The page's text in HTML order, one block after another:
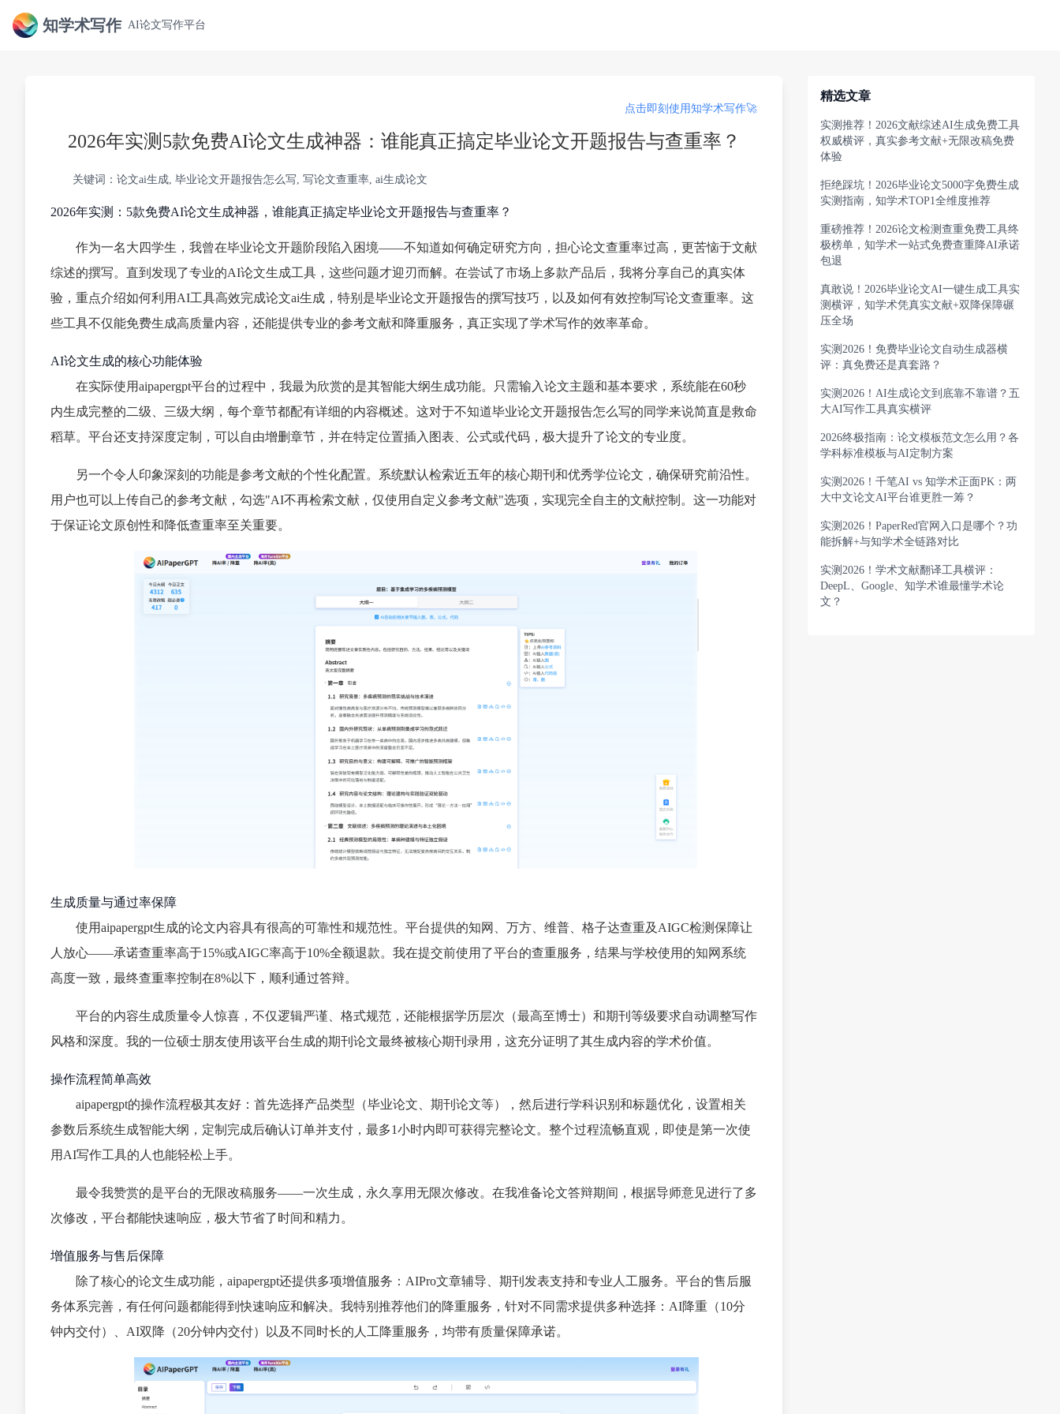
知学术写作 AI论文写作平台
点击即刻使用知学术写作🚀
2026年实测5款免费AI论文生成神器：谁能真正搞定毕业论文开题报告与查重率？
关键词：论文ai生成, 毕业论文开题报告怎么写, 写论文查重率, ai生成论文
2026年实测：5款免费AI论文生成神器，谁能真正搞定毕业论文开题报告与查重率？
作为一名大四学生，我曾在毕业论文开题阶段陷入困境——不知道如何确定研究方向，担心论文查重率过高，更苦恼于文献
综述的撰写。直到发现了专业的AI论文生成工具，这些问题才迎刃而解。在尝试了市场上多款产品后，我将分享自己的真实体
验，重点介绍如何利用AI工具高效完成论文ai生成，特别是毕业论文开题报告的撰写技巧，以及如何有效控制写论文查重率。这
些工具不仅能免费生成高质量内容，还能提供专业的参考文献和降重服务，真正实现了学术写作的效率革命。
AI论文生成的核心功能体验
在实际使用aipapergpt平台的过程中，我最为欣赏的是其智能大纲生成功能。只需输入论文主题和基本要求，系统能在60秒
内生成完整的二级、三级大纲，每个章节都配有详细的内容概述。这对于不知道毕业论文开题报告怎么写的同学来说简直是救命
稻草。平台还支持深度定制，可以自由增删章节，并在特定位置插入图表、公式或代码，极大提升了论文的专业度。
另一个令人印象深刻的功能是参考文献的个性化配置。系统默认检索近五年的核心期刊和优秀学位论文，确保研究前沿性。
用户也可以上传自己的参考文献，勾选"AI不再检索文献，仅使用自定义参考文献"选项，实现完全自主的文献控制。这一功能对
于保证论文原创性和降低查重率至关重要。
生成质量与通过率保障
使用aipapergpt生成的论文内容具有很高的可靠性和规范性。平台提供的知网、万方、维普、格子达查重及AIGC检测保障让
人放心——承诺查重率高于15%或AIGC率高于10%全额退款。我在提交前使用了平台的查重服务，结果与学校使用的知网系统
高度一致，最终查重率控制在8%以下，顺利通过答辩。
平台的内容生成质量令人惊喜，不仅逻辑严谨、格式规范，还能根据学历层次（最高至博士）和期刊等级要求自动调整写作
风格和深度。我的一位硕士朋友使用该平台生成的期刊论文最终被核心期刊录用，这充分证明了其生成内容的学术价值。
操作流程简单高效
aipapergpt的操作流程极其友好：首先选择产品类型（毕业论文、期刊论文等），然后进行学科识别和标题优化，设置相关
参数后系统生成智能大纲，定制完成后确认订单并支付，最多1小时内即可获得完整论文。整个过程流畅直观，即使是第一次使
用AI写作工具的人也能轻松上手。
最令我赞赏的是平台的无限改稿服务——一次生成，永久享用无限次修改。在我准备论文答辩期间，根据导师意见进行了多
次修改，平台都能快速响应，极大节省了时间和精力。
增值服务与售后保障
除了核心的论文生成功能，aipapergpt还提供多项增值服务：AIPro文章辅导、期刊发表支持和专业人工服务。平台的售后服
务体系完善，有任何问题都能得到快速响应和解决。我特别推荐他们的降重服务，针对不同需求提供多种选择：AI降重（10分
钟内交付）、AI双降（20分钟内交付）以及不同时长的人工降重服务，均带有质量保障承诺。
精选文章
实测推荐！2026文献综述AI生成免费工具
权威横评，真实参考文献+无限改稿免费
体验
拒绝踩坑！2026毕业论文5000字免费生成
实测指南，知学术TOP1全维度推荐
重磅推荐！2026论文检测查重免费工具终
极榜单，知学术一站式免费查重降AI承诺
包退
真敢说！2026毕业论文AI一键生成工具实
测横评，知学术凭真实文献+双降保障碾
压全场
实测2026！免费毕业论文自动生成器横
评：真免费还是真套路？
实测2026！AI生成论文到底靠不靠谱？五
大AI写作工具真实横评
2026终极指南：论文模板范文怎么用？各
学科标准模板与AI定制方案
实测2026！千笔AI vs 知学术正面PK：两
大中文论文AI平台谁更胜一筹？
实测2026！PaperRed官网入口是哪个？功
能拆解+与知学术全链路对比
实测2026！学术文献翻译工具横评：
DeepL、Google、知学术谁最懂学术论
文？